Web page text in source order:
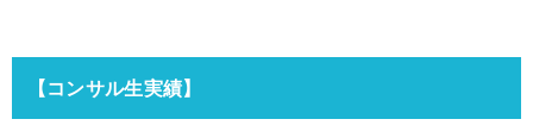
【コンサル生実績】